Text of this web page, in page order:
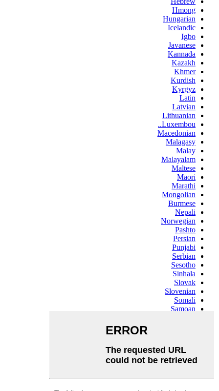
Hmong
Hungarian
Icelandic
Igbo
Javanese
Kannada
Kazakh
Khmer
Kurdish
Kyrgyz
Latin
Latvian
Lithuanian
Luxembou..
Macedonian
Malagasy
Malay
Malayalam
Maltese
Maori
Marathi
Mongolian
Burmese
Nepali
Norwegian
Pashto
Persian
Punjabi
Serbian
Sesotho
Sinhala
Slovak
Slovenian
Somali
Samoan
Swahili
Tajik
Telugu